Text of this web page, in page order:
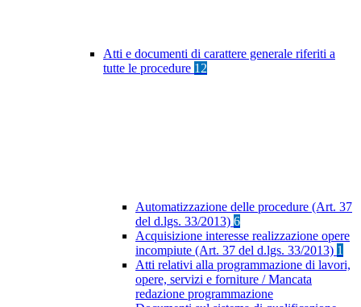
Atti e documenti di carattere generale riferiti a
tutte le procedure 12
Automatizzazione delle procedure (Art. 37
del d.lgs. 33/2013) 6
Acquisizione interesse realizzazione opere
incompiute (Art. 37 del d.lgs. 33/2013) 1
Atti relativi alla programmazione di lavori,
opere, servizi e forniture / Mancata
redazione programmazione